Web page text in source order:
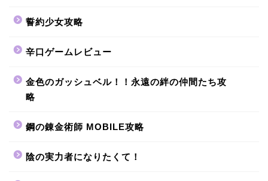
誓約少女攻略
辛口ゲームレビュー
金色のガッシュベル！！永遠の絆の仲間たち攻
略
鋼の錬金術師 MOBILE攻略
陰の実力者になりたくて！